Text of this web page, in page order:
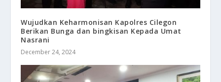
Wujudkan Keharmonisan Kapolres Cilegon
Berikan Bunga dan bingkisan Kepada Umat
Nasrani
December 24, 2024